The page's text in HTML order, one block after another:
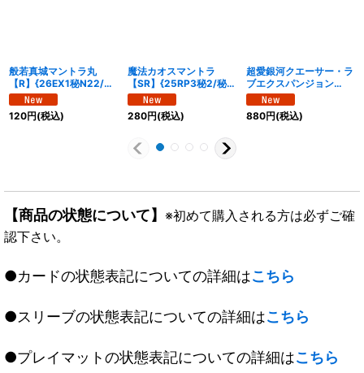
般若真城マントラ丸
【R】{26EX1秘N22/秘
N25}《多》
120円(税込)
魔法カオスマントラ
【SR】{25RP3秘2/秘
24}《光》
280円(税込)
超愛銀河クエーサー・ラ
ブエクスパンジョン
【SPR】{25EX1SPR秘
5/SPR秘5}《多》
880円(税込)
【商品の状態について】 ※初めて購入される方は必ずご確
認下さい。
●カードの状態表記についての詳細はこちら
●スリーブの状態表記についての詳細はこちら
●プレイマットの状態表記についての詳細はこちら